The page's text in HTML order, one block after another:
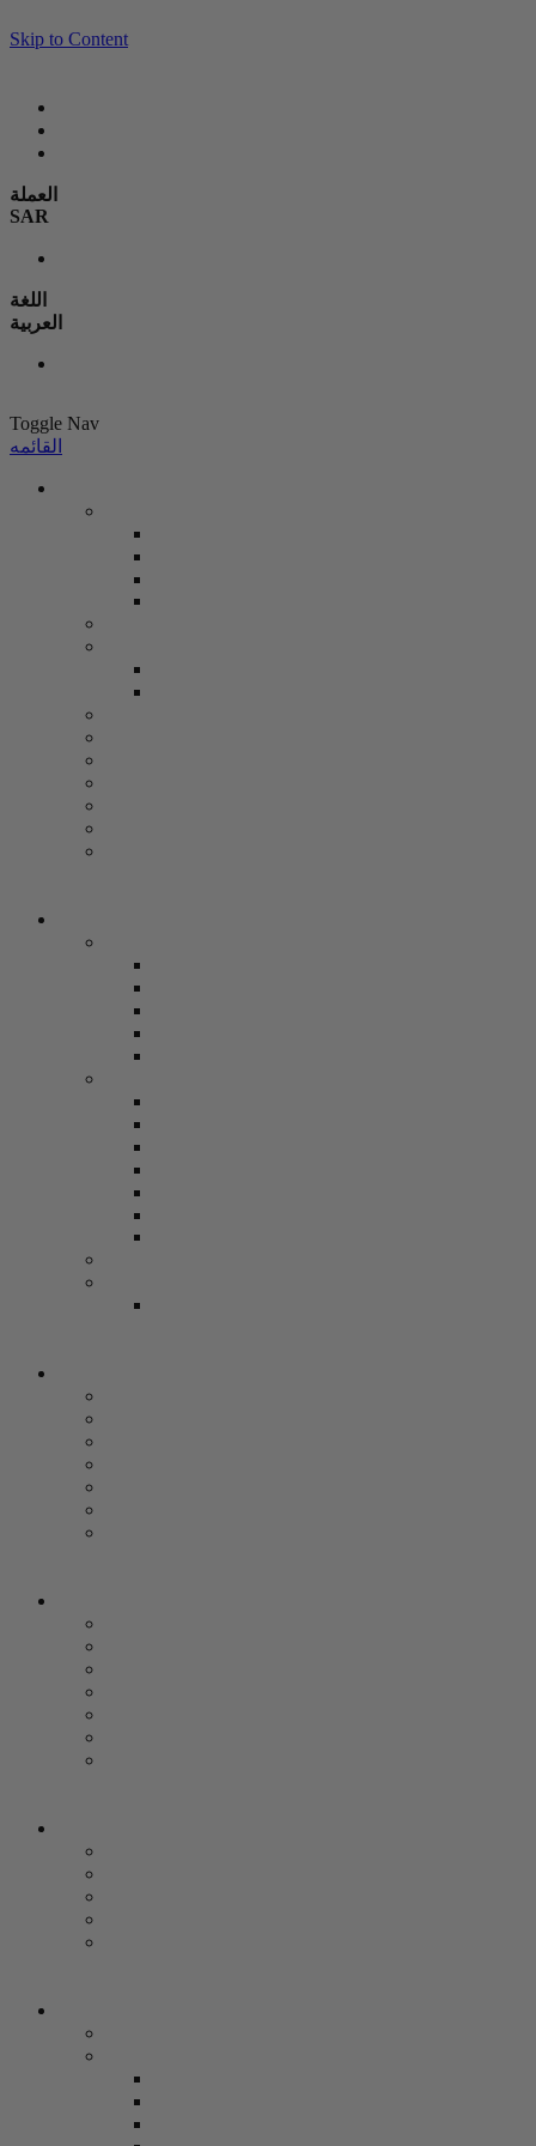
Skip to Content
العملة
SAR
اللغة
العربية
Toggle Nav
القائمه